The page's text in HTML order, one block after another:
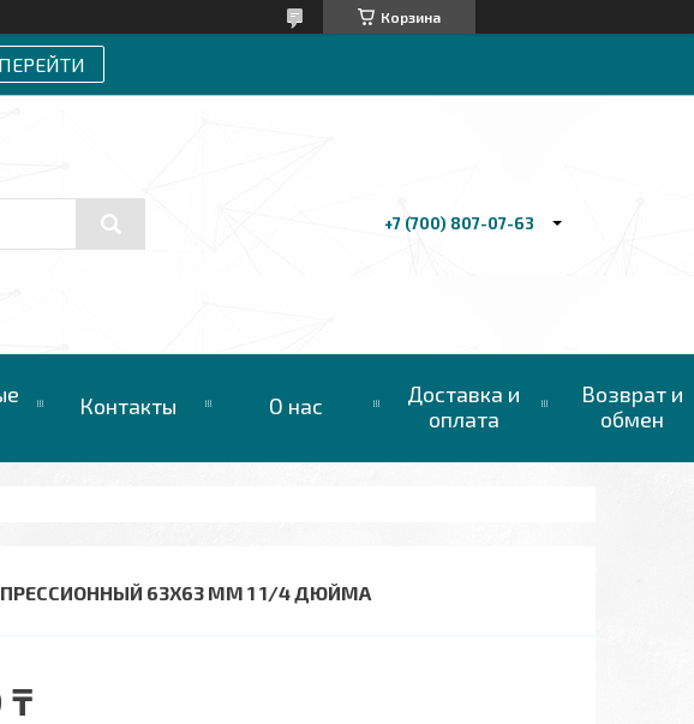
Корзина
ПЕРЕЙТИ
+7 (700) 807-07-63
Контакты О нас
Доставка и
оплата
Возврат и
обмен
63X63 ММ 1 1/4 ДЮЙМА
₸